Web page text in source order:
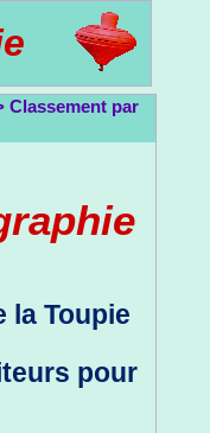
Classement par
la Toupie
pour